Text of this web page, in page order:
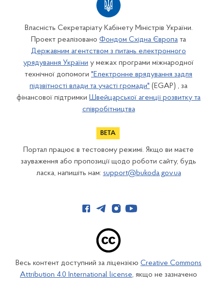
Власність Секретаріату Кабінету Міністрів України.
Проект реалізовано Фондом Східна Європа та
Державним агентством з питань електронного
урядування України у межах програми міжнародної
технічної допомоги "Електронне врядування задля
підзвітності влади та участі громади" (EGAP) , за
фінансової підтримки Швейцарської агенції розвитку та
співробітництва
Портал працює в тестовому режимі. Якщо ви маєте
зауваження або пропозиції щодо роботи сайту, будь
ласка, напишіть нам: support@bukoda.gov.ua
Весь контент доступний за ліцензією Creative Commons
Attribution 4.0 International license, якщо не зазначено